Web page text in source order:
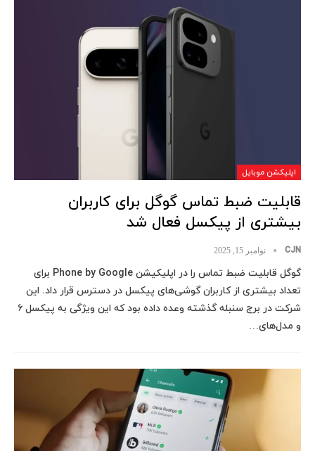
اپلیکشن موبایل
قابلیت ضبط تماس گوگل برای کاربران
بیشتری از پیکسل فعال شد
CJN نوامبر 15, 2025
گوگل قابلیت ضبط تماس را در اپلیکیشن Phone by Google برای
تعداد بیشتری از کاربران گوشی‌های پیکسل در دسترس قرار داد. این
شرکت در برج سنبله گذشته وعده داده بود که این ویژگی به پیکسل ۶
و مدل‌های…